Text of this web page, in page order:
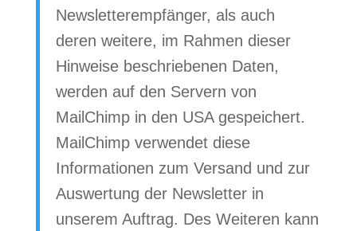
Newsletterempfänger, als auch
deren weitere, im Rahmen dieser
Hinweise beschriebenen Daten,
werden auf den Servern von
MailChimp in den USA gespeichert.
MailChimp verwendet diese
Informationen zum Versand und zur
Auswertung der Newsletter in
unserem Auftrag. Des Weiteren kann